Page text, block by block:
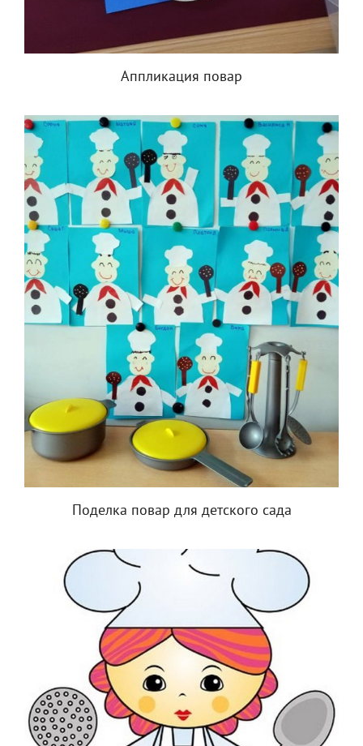
Аппликация повар
Поделка повар для детского сада